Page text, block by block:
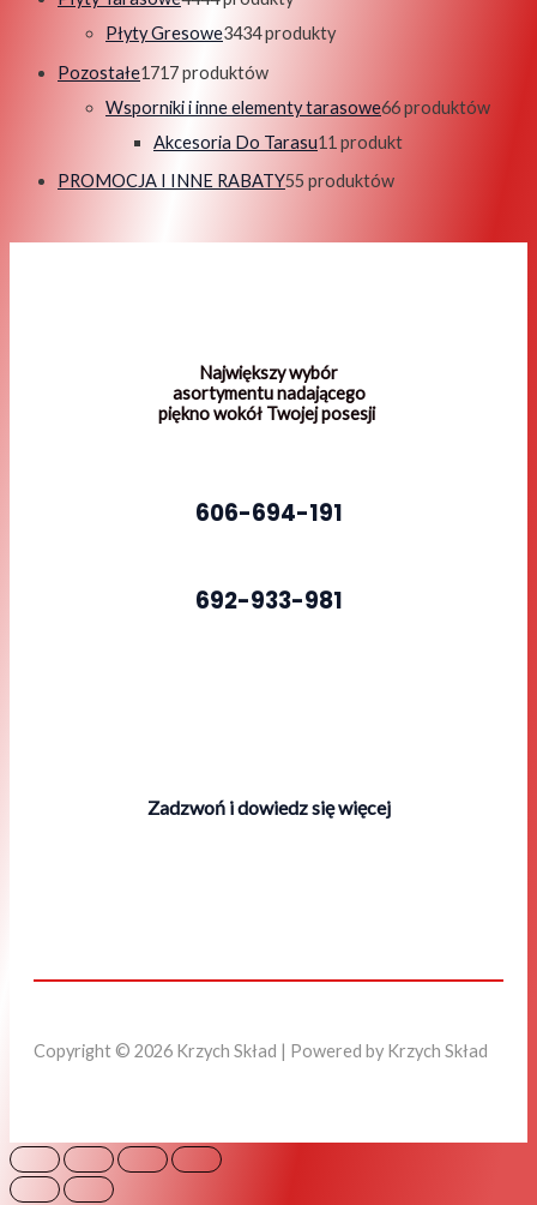
Płyty Gresowe3434 produkty
Pozostałe1717 produktów
Wsporniki i inne elementy tarasowe66 produktów
Akcesoria Do Tarasu11 produkt
PROMOCJA I INNE RABATY55 produktów
Największy wybór
asortymentu nadającego
piękno wokół Twojej posesji
606-694-191
692-933-981
Zadzwoń i dowiedz się więcej
Copyright © 2026 Krzych Skład | Powered by Krzych Skład